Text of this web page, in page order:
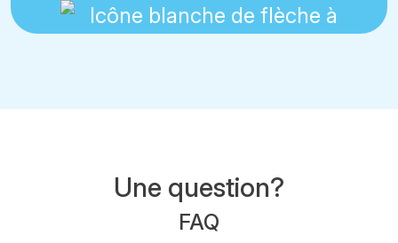
Une question?
FAQ